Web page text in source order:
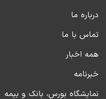
درباره ما
تماس با ما
همه اخبار
خبرنامه
نمایشگاه بورس، بانک و بیمه